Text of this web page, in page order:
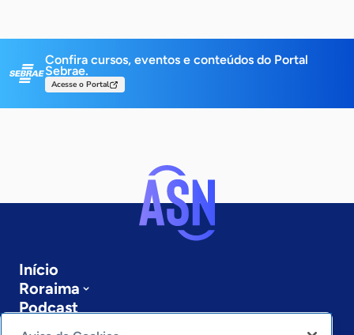
Confira cursos, eventos e conteúdos do Portal
Sebrae.
Acesse o Portal
Início
Roraima
Podcast
Sobre a ASN